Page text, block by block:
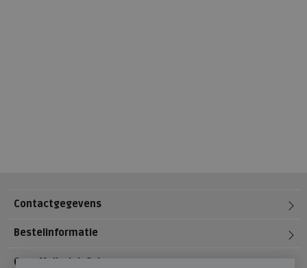
Contactgegevens
Bestelinformatie
Over Meijerink Schoenen